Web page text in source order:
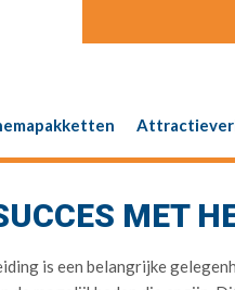
MET
is een belangrijke